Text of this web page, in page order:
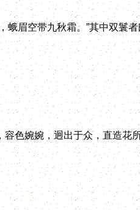
眉空带九秋霜。”其中双鬟者
婉婉，迥出于众，直造花所